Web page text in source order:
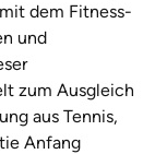
dem Fitness-
und
zum Ausgleich
aus Tennis,
Anfang